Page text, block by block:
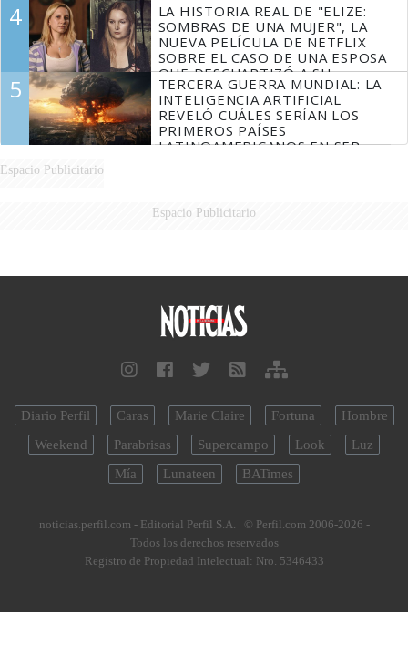
4
LA HISTORIA REAL DE "ELIZE:
SOMBRAS DE UNA MUJER", LA
NUEVA PELÍCULA DE NETFLIX
SOBRE EL CASO DE UNA ESPOSA
QUE DESCUARTIZÓ A SU
MARIDO
5
TERCERA GUERRA MUNDIAL: LA
INTELIGENCIA ARTIFICIAL
REVELÓ CUÁLES SERÍAN LOS
PRIMEROS PAÍSES
LATINOAMERICANOS EN SER
Espacio Publicitario
Espacio Publicitario
Diario Perfil Caras Marie Claire Fortuna
Hombre
Weekend
Parabrisas Supercampo Look
Luz
Mía
Lunateen BATimes
noticias.perfil.com - Editorial Perfil S.A. | © Perfil.com 2006-2026 -
Todos los derechos reservados
Registro de Propiedad Intelectual: Nro. 5346433